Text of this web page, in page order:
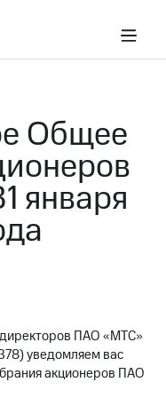
Общее
января
ПАО «МТС»
уведомляем вас
акционеров ПАО